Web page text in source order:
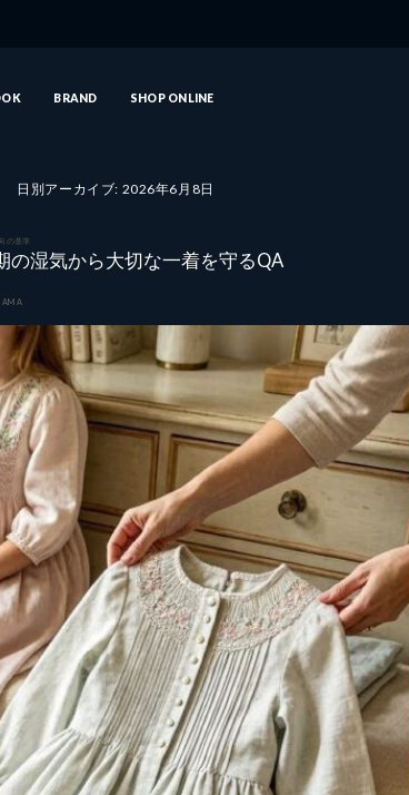
BRAND SHOP ONLINE
日別アーカイブ: 2026年6月8日
の基準
の湿気から大切な一着を守るQA